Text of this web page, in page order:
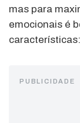
mas para
emocionais é
características:
PUBLICIDADE